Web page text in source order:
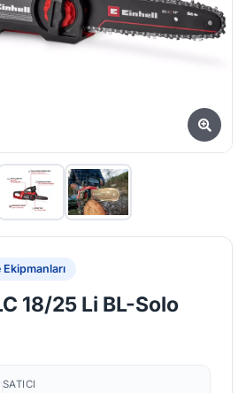
Ekipmanları
18/25 Li BL-Solo
SATICI